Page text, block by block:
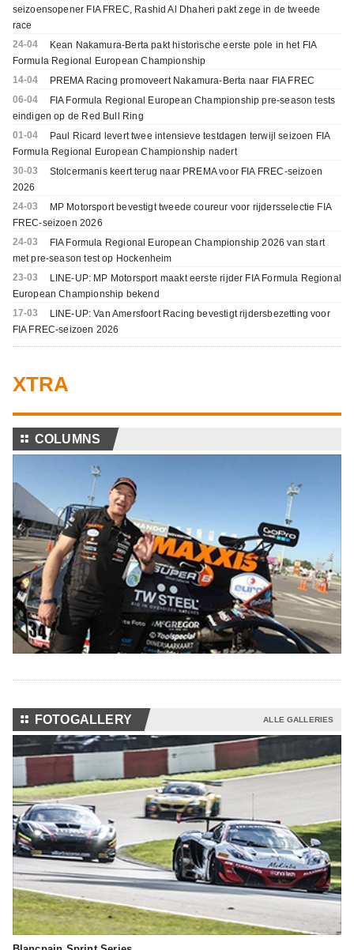
seizoensopener FIA FREC, Rashid Al Dhaheri pakt zege in de tweede
race
24-04
Kean Nakamura-Berta pakt historische eerste pole in het FIA
Formula Regional European Championship
14-04
PREMA Racing promoveert Nakamura-Berta naar FIA FREC
06-04
FIA Formula Regional European Championship pre-season tests
eindigen op de Red Bull Ring
01-04
Paul Ricard levert twee intensieve testdagen terwijl seizoen FIA
Formula Regional European Championship nadert
30-03
Stolcermanis keert terug naar PREMA voor FIA FREC-seizoen
2026
24-03
MP Motorsport bevestigt tweede coureur voor rijdersselectie FIA
FREC-seizoen 2026
24-03
FIA Formula Regional European Championship 2026 van start
met pre-season test op Hockenheim
23-03
LINE-UP: MP Motorsport maakt eerste rijder FIA Formula Regional
European Championship bekend
17-03
LINE-UP: Van Amersfoort Racing bevestigt rijdersbezetting voor
FIA FREC-seizoen 2026
XTRA
⚏ COLUMNS
⚏ FOTOGALLERY ALLE GALLERIES